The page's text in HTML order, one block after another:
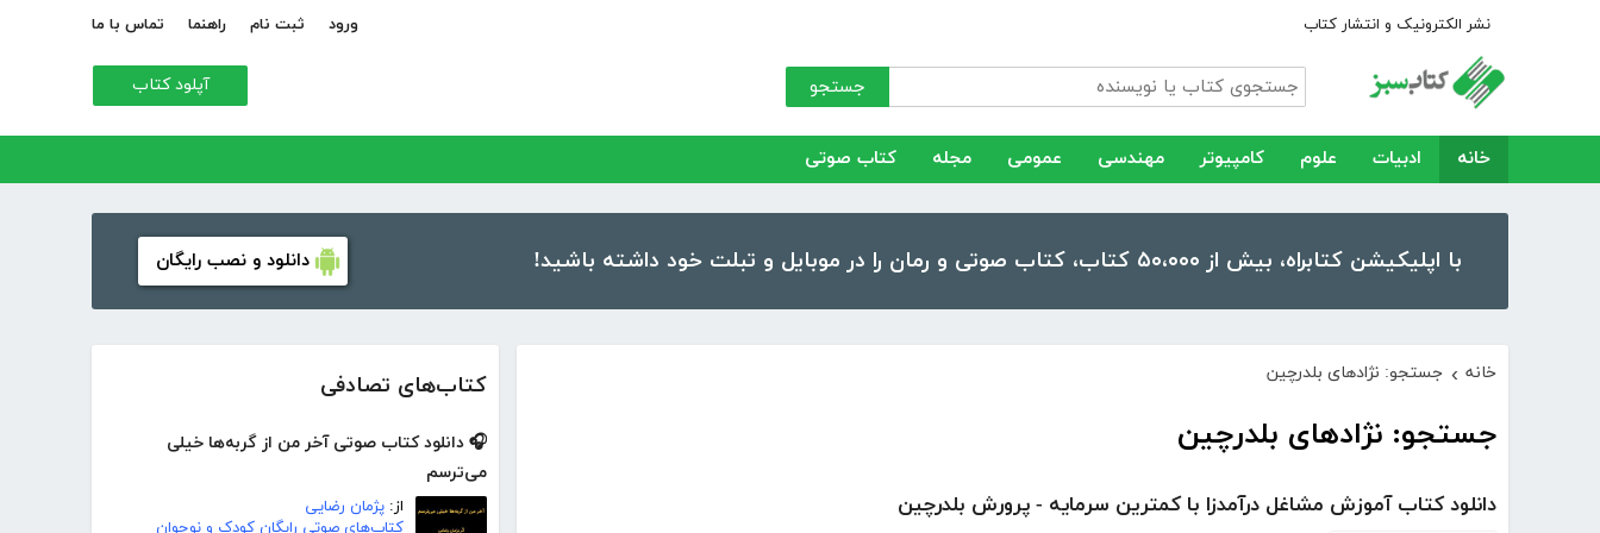
نشر الکترونیک و انتشار کتاب ورود ثبت نام راهنما تماس با ما
جستجو آپلود کتاب
خانه ادبیات علوم کامپیوتر مهندسی عمومی مجله کتاب صوتی
با اپلیکیشن کتابراه، بیش از ۵۰،۰۰۰ کتاب، کتاب صوتی و رمان را در موبایل و تبلت خود داشته باشید! دانلود و نصب رایگان
کتاب‌های تصادفی
🎧 دانلود کتاب صوتی آخر من از گربه‌ها خیلی
می‌ترسم
از: پژمان رضایی
کتاب‌های صوتی رایگان کودک و نوجوان
خانه › جستجو: نژادهای بلدرچین
جستجو: نژادهای بلدرچین
دانلود کتاب آموزش مشاغل درآمدزا با کمترین سرمایه - پرورش بلدرچین